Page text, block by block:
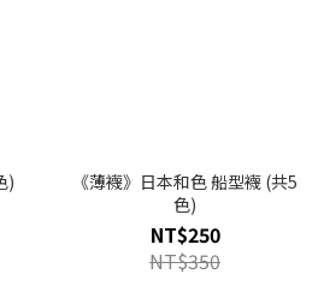
)
《薄襪》日本和色 船型襪 (共5
色)
NT$250
NT$350